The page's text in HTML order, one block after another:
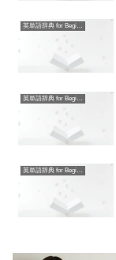
英単語辞典 for Beginners
英単語辞典 for Beginners
英単語辞典 for Beginners